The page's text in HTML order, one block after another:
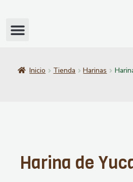
Inicio Tienda Harinas
Harina de